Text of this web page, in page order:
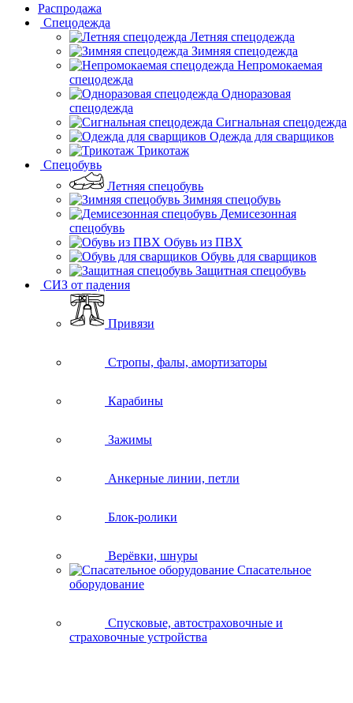
Распродажа
Спецодежда
Летняя спецодежда
Зимняя спецодежда
Непромокаемая
спецодежда
Одноразовая
спецодежда
Сигнальная спецодежда
Одежда для сварщиков
Трикотаж
Спецобувь
Летняя спецобувь
Зимняя спецобувь
Демисезонная
спецобувь
Обувь из ПВХ
Обувь для сварщиков
Защитная спецобувь
СИЗ от падения
Привязи
Стропы, фалы, амортизаторы
Карабины
Зажимы
Анкерные линии, петли
Блок-ролики
Верёвки, шнуры
Спасательное
оборудование
Спусковые, автостраховочные и
страховочные устройства